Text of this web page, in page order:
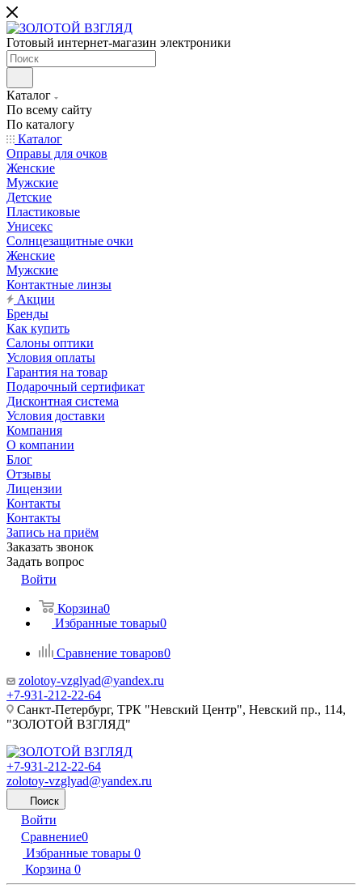
Готовый интернет-магазин электроники
Каталог
По всему сайту
По каталогу
Каталог
Оправы для очков
Женские
Мужские
Детские
Пластиковые
Унисекс
Солнцезащитные очки
Женские
Мужские
Контактные линзы
Акции
Бренды
Как купить
Салоны оптики
Условия оплаты
Гарантия на товар
Подарочный сертификат
Дисконтная система
Условия доставки
Компания
О компании
Блог
Отзывы
Лицензии
Контакты
Контакты
Запись на приём
Заказать звонок
Задать вопрос
Войти
Корзина0
Избранные товары0
Сравнение товаров0
zolotoy-vzglyad@yandex.ru
+7-931-212-22-64
Санкт-Петербург, ТРК "Невский Центр", Невский пр., 114,
"ЗОЛОТОЙ ВЗГЛЯД"
+7-931-212-22-64
zolotoy-vzglyad@yandex.ru
Поиск
Войти
Сравнение0
Избранные товары 0
Корзина 0